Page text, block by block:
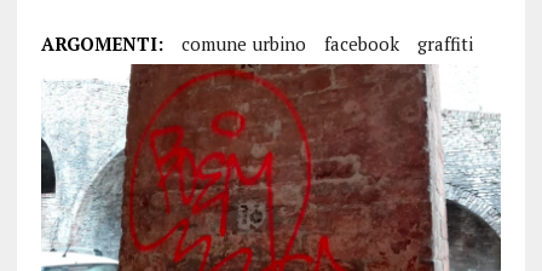
ARGOMENTI: comune urbino facebook graffiti